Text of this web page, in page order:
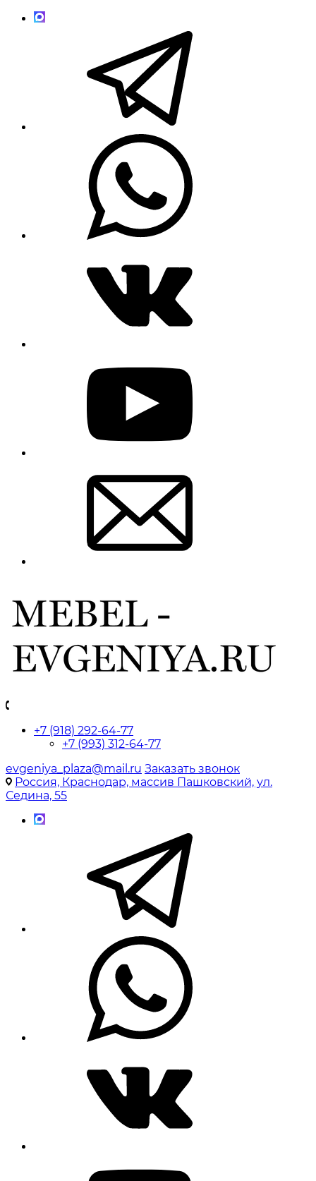
+7 (918) 292-64-77
+7 (993) 312-64-77
evgeniya_plaza@mail.ru Заказать звонок
Россия, Краснодар, массив Пашковский, ул.
Седина, 55